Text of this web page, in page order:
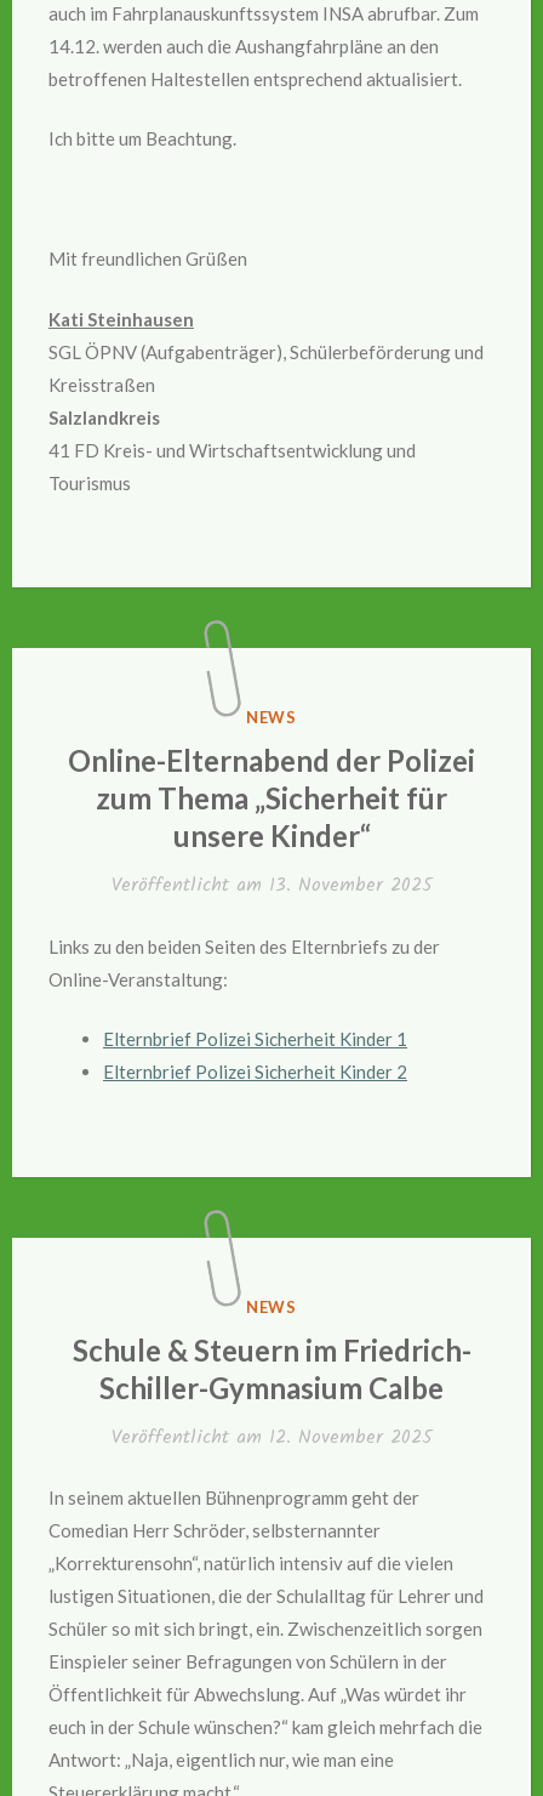
auch im Fahrplanauskunftssystem INSA abrufbar. Zum
14.12. werden auch die Aushangfahrpläne an den
betroffenen Haltestellen entsprechend aktualisiert.
Ich bitte um Beachtung.
Mit freundlichen Grüßen
Kati Steinhausen
SGL ÖPNV (Aufgabenträger), Schülerbeförderung und
Kreisstraßen
Salzlandkreis
41 FD Kreis- und Wirtschaftsentwicklung und
Tourismus
VERÖFFENTLICHT
NEWS
Online-Elternabend der Polizei
zum Thema „Sicherheit für
unsere Kinder“
Veröffentlicht am 13. November 2025
Links zu den beiden Seiten des Elternbriefs zu der
Online-Veranstaltung:
Elternbrief Polizei Sicherheit Kinder 1
Elternbrief Polizei Sicherheit Kinder 2
VERÖFFENTLICHT
NEWS
Schule & Steuern im Friedrich-
Schiller-Gymnasium Calbe
Veröffentlicht am 12. November 2025
In seinem aktuellen Bühnenprogramm geht der
Comedian Herr Schröder, selbsternannter
„Korrekturensohn“, natürlich intensiv auf die vielen
lustigen Situationen, die der Schulalltag für Lehrer und
Schüler so mit sich bringt, ein. Zwischenzeitlich sorgen
Einspieler seiner Befragungen von Schülern in der
Öffentlichkeit für Abwechslung. Auf „Was würdet ihr
euch in der Schule wünschen?“ kam gleich mehrfach die
Antwort: „Naja, eigentlich nur, wie man eine